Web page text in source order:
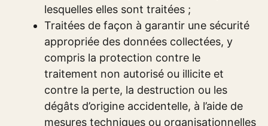
lesquelles elles sont traitées ;
Traitées de façon à garantir une sécurité
appropriée des données collectées, y
compris la protection contre le
traitement non autorisé ou illicite et
contre la perte, la destruction ou les
dégâts d’origine accidentelle, à l’aide de
mesures techniques ou organisationnelles